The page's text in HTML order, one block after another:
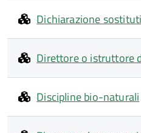
Dichiarazione
Direttore o istruttore
Discipline bio-naturali